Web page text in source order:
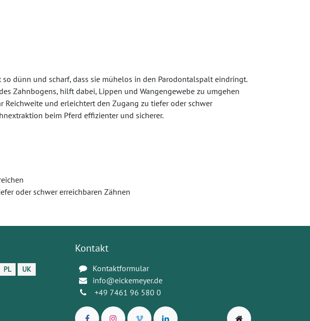
dünn und scharf, dass sie mühelos in den Parodontalspalt eindringt.
Zahnbogens, hilft dabei, Lippen und Wangengewebe zu umgehen
und erleichtert den Zugang zu tiefer oder schwer
beim Pferd effizienter und sicherer.
oder schwer erreichbaren Zähnen
PL
UK
Kontakt
Kontaktformular
info@eickemeyer.de
+49 7461 96 580 0